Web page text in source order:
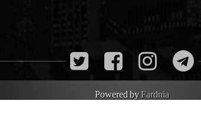
Powered byFardnia